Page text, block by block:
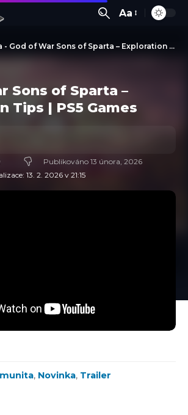
Aa
- God of War Sons of Sparta – Exploration Tips | PS5 Games
Sons of Sparta –
Tips | PS5 Games
13. 2. 2026 v 21:15
Publikováno 13 února, 2026
, Novinka, Trailer